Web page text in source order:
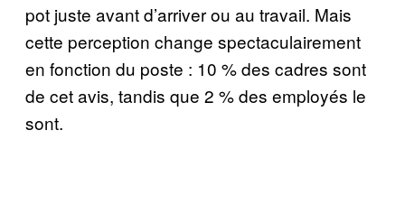
pot juste avant d’arriver ou au travail. Mais
cette perception change spectaculairement
en fonction du poste : 10 % des cadres sont
de cet avis, tandis que 2 % des employés le
sont.